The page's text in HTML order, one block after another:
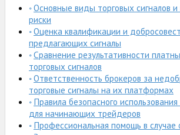
Основные виды торговых сигналов
риски
Оценка квалификации и
предлагающих сигналы
Сравнение результативности
торговых сигналов
Ответственность брокеров за
торговые сигналы на их платформах
Правила безопасного
для начинающих трейдеров
Профессиональная помощь в случае